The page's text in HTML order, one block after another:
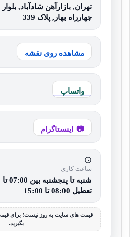
تهران, بازارآهن شادآباد,
چهارراه بهار, پلاک 339
مشاهده روی نقشه
واتساپ
اینستاگرام
ساعت کاری
تعطیل 08:00 تا 15:00
قیمت های سایت به روز نیست؛ برای
بگیرید.